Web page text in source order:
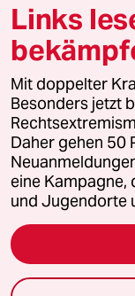
© 2026 taz Verlags
Alle Rechte
wenden Sie sich bitte an
Feedback
Leitlinie Informant
Seitenwende
Links
Mit doppelter
Besonders jetzt
Daher gehen 50
eine Kampagne,
und Jugendorte